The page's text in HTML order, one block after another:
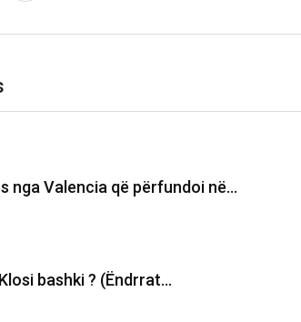
nga Valencia që përfundoi në…
bashki ? (Ëndrrat…